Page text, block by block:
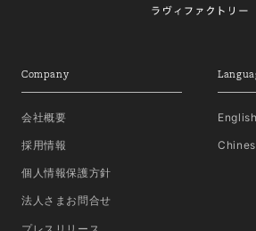
Company
会社概要
採用情報
個人情報保護方針
法人さまお問合せ
English